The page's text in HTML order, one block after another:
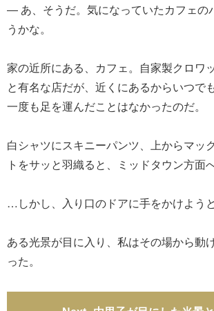
― あ、そうだ。気になっていたカフェの
うかな。
家の近所にある、カフェ。自家製クロワ
と有名な店だが、近くにあるからいつで
一度も足を運んだことはなかったのだ。
白シャツにスキニーパンツ、上からマッ
トをサッと羽織ると、ミッドタウン方面
…しかし、入り口のドアに手をかけようと
ある光景が目に入り、私はその場から動
った。